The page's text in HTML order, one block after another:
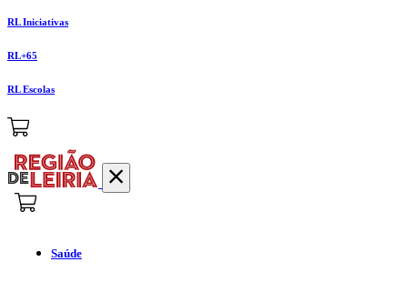
RL Iniciativas
RL+65
RL Escolas
Saúde